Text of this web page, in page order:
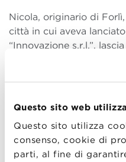
Questo sito web
Questo sito utilizza
consenso, cookie di
parti, al fine di
Nicola, originario di
città in cui aveva
“Innovazione s.r.l.”,
persona così piena di
con immensa tristezza e
Scuola con il loro ricordo: